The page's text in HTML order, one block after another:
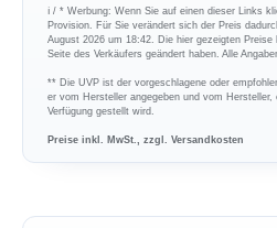
ℹ︎ / * Werbung: Wenn Sie auf einen dieser Links
Provision. Für Sie verändert sich der Preis
August 2026 um 18:42. Die hier gezeigten
Seite des Verkäufers geändert haben. Alle
** Die UVP ist der vorgeschlagene oder
er vom Hersteller angegeben und vom
Verfügung gestellt wird.
Preise inkl. MwSt., zzgl. Versandkosten